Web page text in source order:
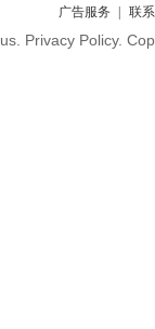
广告服务 联
Privacy Policy.